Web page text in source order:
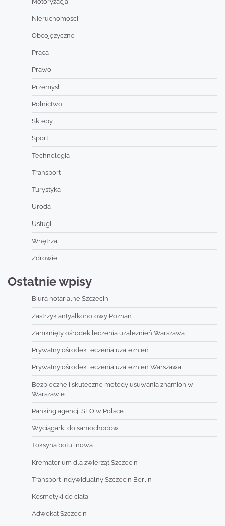
Nieruchomości
Obcojęzyczne
Praca
Prawo
Przemysł
Rolnictwo
Sklepy
Sport
Technologia
Transport
Turystyka
Uroda
Usługi
Wnętrza
Zdrowie
Ostatnie wpisy
Biura notarialne Szczecin
Zastrzyk antyalkoholowy Poznań
Zamknięty ośrodek leczenia uzależnień Warszawa
Prywatny ośrodek leczenia uzależnień
Prywatny ośrodek leczenia uzależnień Warszawa
Bezpieczne i skuteczne metody usuwania znamion w
Warszawie
Ranking agencji SEO w Polsce
Wyciągarki do samochodów
Toksyna botulinowa
Krematorium dla zwierząt Szczecin
Transport indywidualny Szczecin Berlin
Kosmetyki do ciała
Adwokat Szczecin